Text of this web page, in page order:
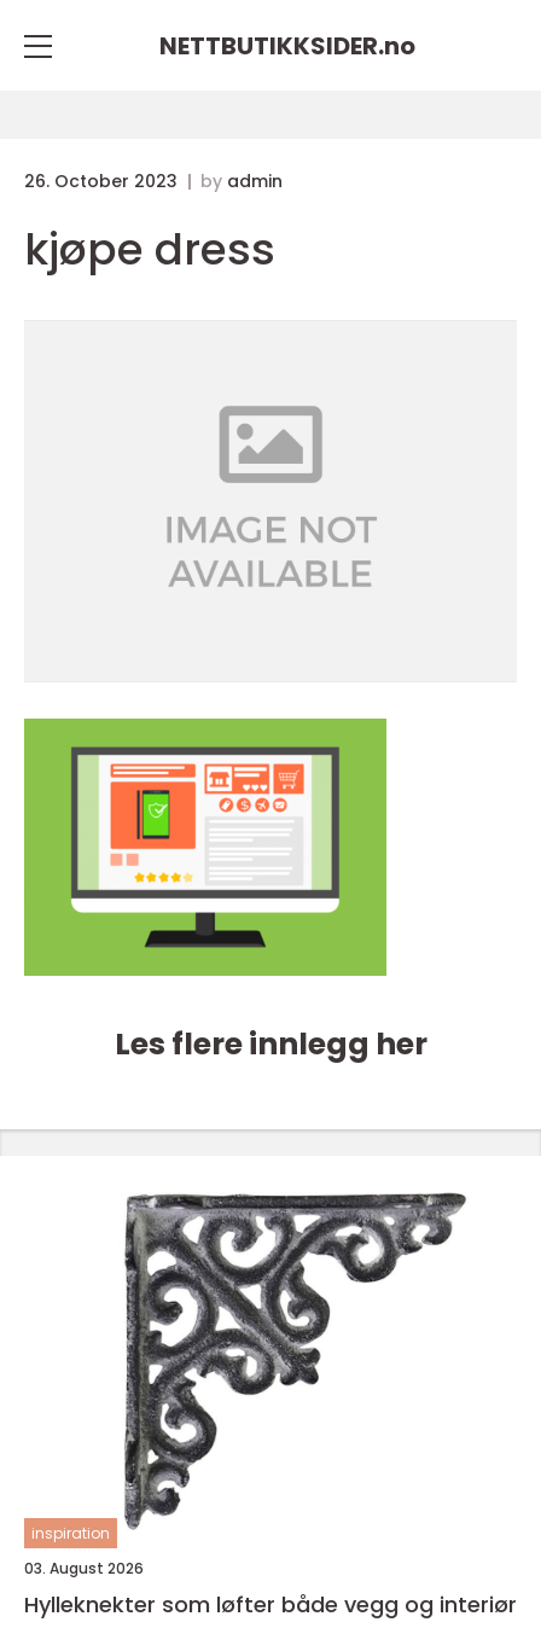
NETTBUTIKKSIDER.no
26. October 2023 by admin
kjøpe dress
Les flere innlegg her
inspiration
03. August 2026
Hylleknekter som løfter både vegg og interiør